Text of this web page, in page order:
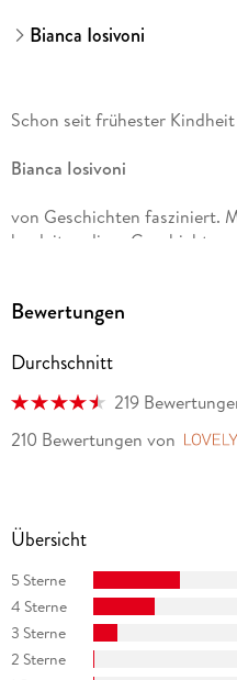
Bianca Iosivoni
Schon seit frühester
Bianca Iosivoni
von Geschichten fasziniert.
begleiten diese Geschichten
Laura Kneidl
heute in Leipzig, wo ihre
Bewertungen
Durchschnitt
219
210 Bewertungen von
Übersicht
5 Sterne
4 Sterne
3 Sterne
2 Sterne